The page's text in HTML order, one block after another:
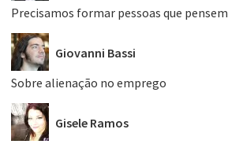
Precisamos formar pessoas que pensem
Giovanni Bassi
Sobre alienação no emprego
Gisele Ramos